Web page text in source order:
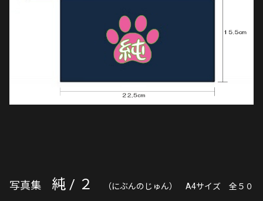
写真集 純 / ２ （にぶんのじゅん） A4サイズ 全５０